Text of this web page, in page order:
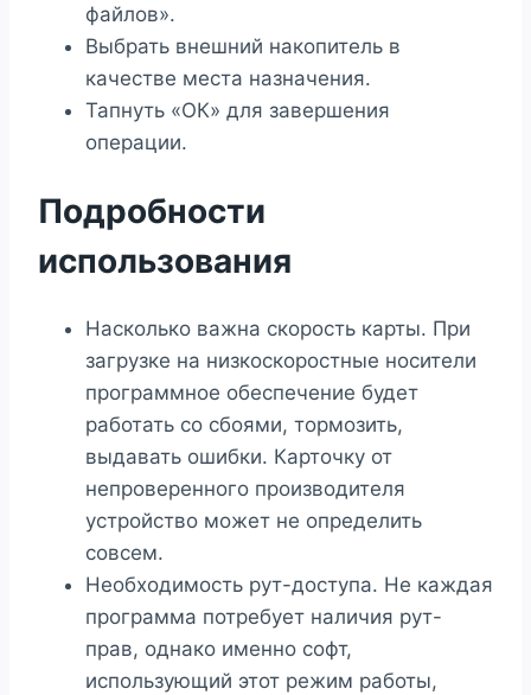
файлов».
Выбрать внешний накопитель в
качестве места назначения.
Тапнуть «ОК» для завершения
операции.
Подробности
использования
Насколько важна скорость карты. При
загрузке на низкоскоростные носители
программное обеспечение будет
работать со сбоями, тормозить,
выдавать ошибки. Карточку от
непроверенного производителя
устройство может не определить
совсем.
Необходимость рут-доступа. Не каждая
программа потребует наличия рут-
прав, однако именно софт,
использующий этот режим работы,